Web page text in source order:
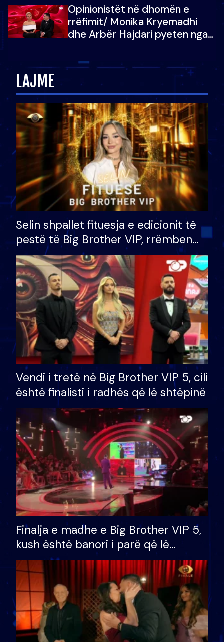
vajzën e tij
Opinionistët në dhomën e
rrëfimit/ Monika Kryemadhi
dhe Arbër Hajdari pyeten nga
zëvendësonit njëri-tjetrin?
LAJME
Selin shpallet fituesja e edicionit të
pestë të Big Brother VIP, rrëmben
çmimin e madh prej 100 mijë eurosh
Vendi i tretë në Big Brother VIP 5, cili
është finalisti i radhës që lë shtëpinë
Finalja e madhe e Big Brother VIP 5,
kush është banori i parë që lë
shtëpinë dhe humb mundësinë për
të fituar çmimin e madh